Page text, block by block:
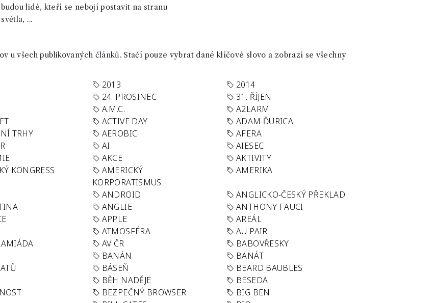
budou lidé, kteří se nebojí postavit na stranu
světla, ...
u všech publikovaných článků. Stačí pouze vybrat dané klíčové slovo a zobrazí se všechny
2013
2014
24. PROSINEC
31. ŘÍJEN
A.M.C.
A2LARM
ACTIVE DAY
ADAM ĎURICA
TRHY AEROBIC
AFERA
AI
AIESEC
AKCE
AKTIVITY
KONGRESS
AMERICKÝ
KORPORATISMUS
AMERIKA
ANDROID
ANGLICKO-ČESKÝ PŘEKLAD
ANGLIE
ANTHONY FAUCI
APPLE
AREÁL
ATMOSFÉRA
AU PAIR
AV ČR
BABOVŘESKY
BANÁN
BANÁT
BÁSEŇ
BEARD BAUBLES
BĚH NADĚJE
BESEDA
BEZPEČNÝ BROWSER
BIG BEN